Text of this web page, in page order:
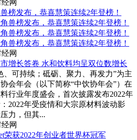
网
榜发布，恭喜慧策连续2年登榜！
网
增长答卷 水和饮料均呈双位数增长
、可持续；砥砺、聚力、再发力”为主
会年会（以下简称“中饮协年会”）在
行业年度盛会，首次披露发布2022年
2022年受疫情和大宗原材料波动影
力，但其...
网